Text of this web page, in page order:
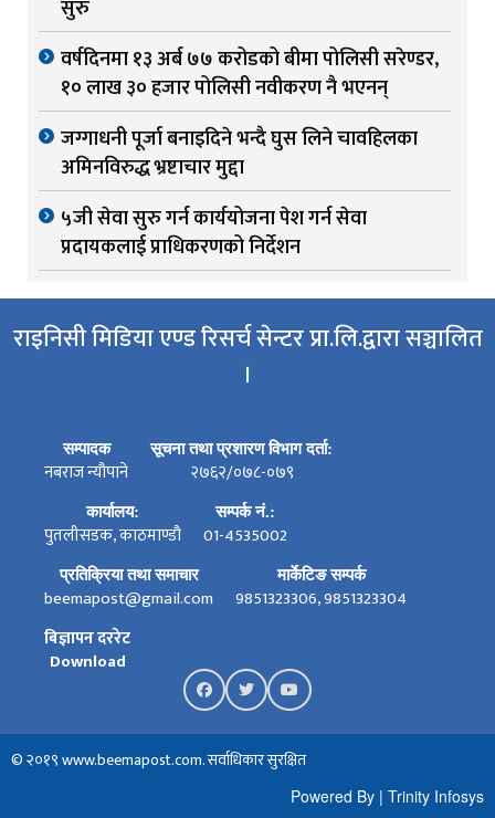
सुरु
वर्षदिनमा १३ अर्ब ७७ करोडको बीमा पोलिसी सरेण्डर,
१० लाख ३० हजार पोलिसी नवीकरण नै भएनन्
जग्गाधनी पूर्जा बनाइदिने भन्दै घुस लिने चावहिलका
अमिनविरुद्ध भ्रष्टाचार मुद्दा
५जी सेवा सुरु गर्न कार्ययोजना पेश गर्न सेवा
प्रदायकलाई प्राधिकरणको निर्देशन
राइनिसी मिडिया एण्ड रिसर्च सेन्टर प्रा.लि.द्वारा सञ्चालित
।
सम्पादक
नबराज न्यौपाने
सूचना तथा प्रशारण विभाग दर्ता:
२७६२/०७८-०७९
कार्यालय:
पुतलीसडक, काठमाण्डौ
सम्पर्क नं.:
01-4535002
प्रतिक्रिया तथा समाचार
beemapost@gmail.com
मार्केटिङ सम्पर्क
9851323306, 9851323304
बिज्ञापन दररेट
Download
© २०१९ www.beemapost.com. सर्वाधिकार सुरक्षित
Powered By | Trinity Infosys